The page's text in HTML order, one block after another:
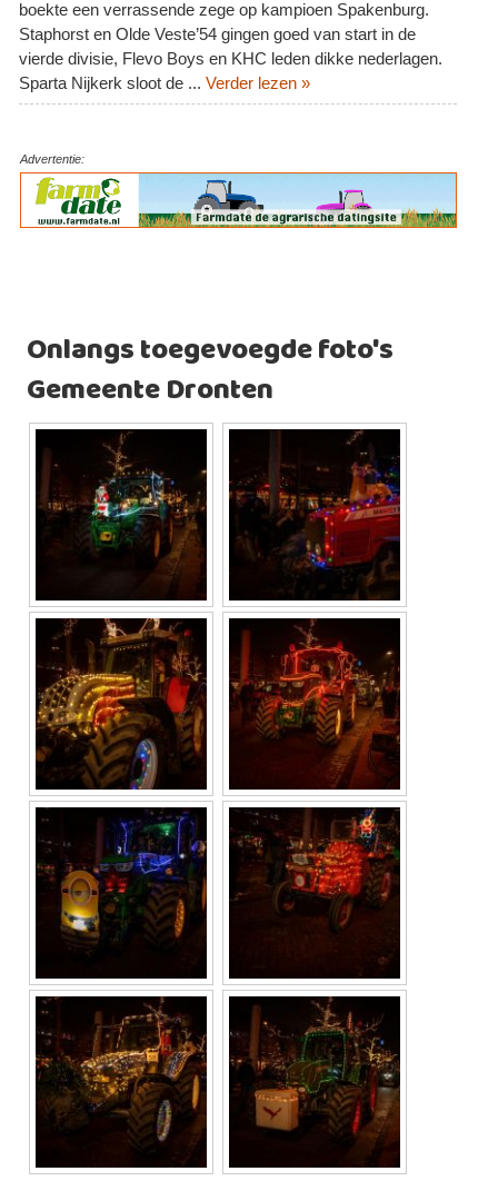
boekte een verrassende zege op kampioen Spakenburg.
Staphorst en Olde Veste’54 gingen goed van start in de
vierde divisie, Flevo Boys en KHC leden dikke nederlagen.
Sparta Nijkerk sloot de ... Verder lezen »
Advertentie:
Onlangs toegevoegde foto's
Gemeente Dronten